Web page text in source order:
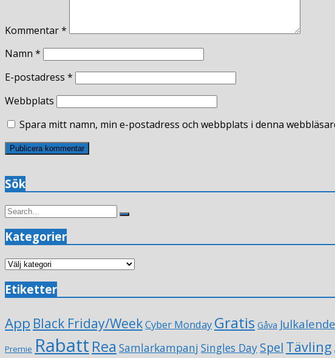
Kommentar*
Namn *
E-postadress *
Webbplats
Spara mitt namn, min e-postadress och webbplats i denna
Sök
Search
Search
Kategorier
Kategorier
Etiketter
App Black Friday/WeekCyber Monday Gratis Gåva
Premie Rabatt Rea Samlarkampanj Singles Day Spel Tävling